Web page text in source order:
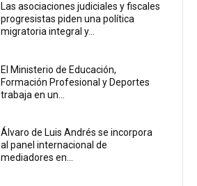
Las asociaciones judiciales y fiscales
progresistas piden una política
migratoria integral y...
El Ministerio de Educación,
Formación Profesional y Deportes
trabaja en un...
Álvaro de Luis Andrés se incorpora
al panel internacional de
mediadores en...